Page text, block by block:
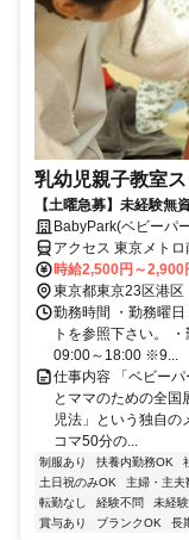
乳幼児親子教室
【土曜急募】未経験無
スタッフ／女性
BabyPark(ベビーパ
アクセス 東京メト
麻布十番7番口徒歩
分
時給2,500円～2,900
東京都東京23区港区
勤務時間 ・勤務曜
トを参照下さい。
09:00～18:00 ※9...
仕事内容 「ベビー
とママのための全国
児法」という独自の
コマ50分の...
制服あり 扶養内勤務OK
土日祝のみOK
主婦・主夫
転勤なし
経験不問 未経
賞与あり
ブランクOK 長